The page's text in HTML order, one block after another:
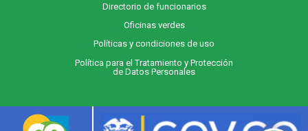
Directorio de funcionarios
Oficinas verdes
Políticas y condiciones de uso
Política para el Tratamiento y Protección
de Datos Personales